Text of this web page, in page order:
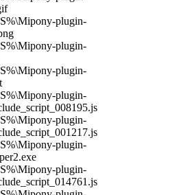
plugin-
plugin-
plugin-
plugin-
plugin-
plugin-
plugin-